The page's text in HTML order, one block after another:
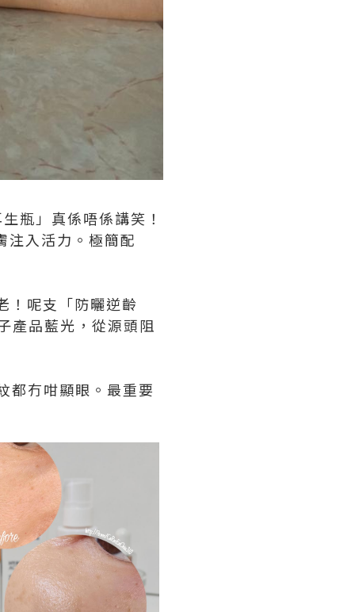
瓶」真係唔係講笑！
注入活力。極簡配
！呢支「防曬逆齡
產品藍光，從源頭阻
都冇咁顯眼。最重要